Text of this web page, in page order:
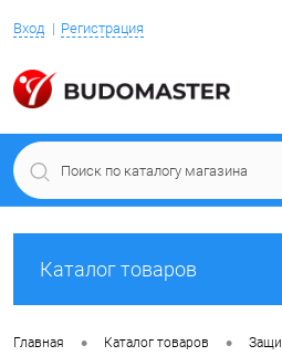
Вход Регистрация
Каталог товаров
Главная • Каталог товаров •